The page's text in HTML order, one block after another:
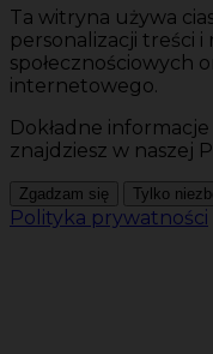
Ta witryna używa
personalizacji treści
społecznościowych
internetowego.
Dokładne
znajdziesz w naszej
Zgadzam się Tylko
Polityka prywatności